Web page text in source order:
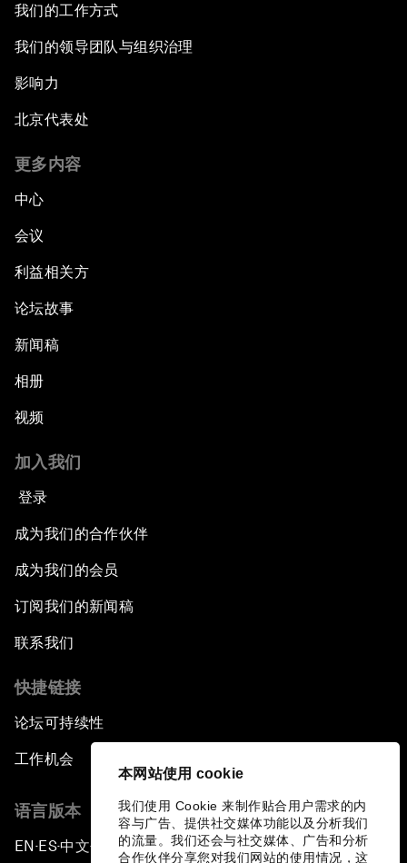
本网站使用 cookie
我们使用 Cookie 来制作贴合用户需求的内
容与广告、提供社交媒体功能以及分析我们
的流量。我们还会与社交媒体、广告和分析
合作伙伴分享您对我们网站的使用情况，这
我们的工作方式
我们的领导团队与组织治理
影响力
北京代表处
更多内容
中心
会议
利益相关方
论坛故事
新闻稿
相册
视频
加入我们
登录
成为我们的合作伙伴
成为我们的会员
订阅我们的新闻稿
联系我们
快捷链接
论坛可持续性
工作机会
语言版本
EN ▪ES▪中文▪ 日本語